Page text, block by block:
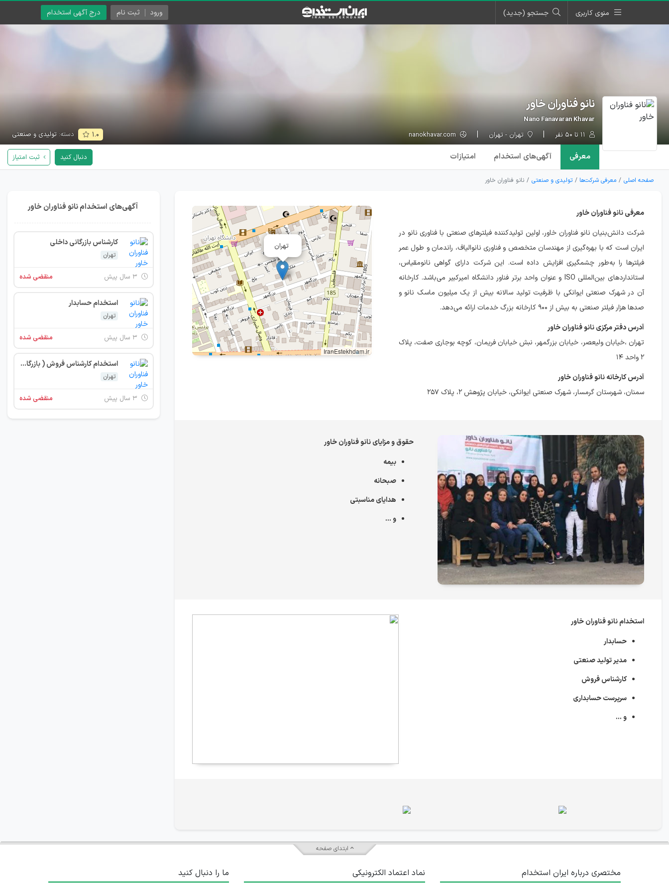
منوی کاربری جستجو (جدید) درج آگهی استخدام ورود ثبت نام
نانو فناوران خاور
Nano Fanavaran Khavar
تهران - تهران ۱.۰ دسته: تولیدی و صنعتی
معرفی آگهی‌های استخدام امتیازات دنبال کنید ثبت امتیاز
صفحه اصلی معرفی شرکت‌ها تولیدی و صنعتی نانو فناوران خاور
معرفی نانو فناوران خاور
شرکت دانش‌بنیان نانو فناوران خاور، اولین تولیدکننده فیلترهای صنعتی با فناوری نانو در
ایران است که با بهره‌گیری از مهندسان متخصص و فناوری نانوالیاف، راندمان و طول عمر
فیلترها را به‌طور چشمگیری افزایش داده است. این شرکت دارای گواهی نانومقیاس،
استانداردهای بین‌المللی ISO و عنوان واحد برتر فناور دانشگاه امیرکبیر می‌باشد. کارخانه
آن در شهرک صنعتی ایوانکی با ظرفیت تولید سالانه بیش از یک میلیون ماسک نانو و
صدها هزار فیلتر صنعتی به بیش از ۹۰۰ کارخانه بزرگ خدمات ارائه می‌دهد.
آدرس دفتر مرکزی نانو فناوران خاور
تهران ،خیابان ولیعصر، خیابان بزرگمهر، نبش خیابان فریمان، کوچه بوجاری صفت، پلاک
۲ واحد ۱۴
آدرس کارخانه نانو فناوران خاور
سمنان، شهرستان گرمسار، شهرک صنعتی ایوانکی، خیابان پژوهش ۲، پلاک ۲۵۷
تهران
IranEstekhdam.ir
حقوق و مزایای نانو فناوران خاور
بیمه
صبحانه
هدایای مناسبتی
و ...
استخدام نانو فناوران خاور
حسابدار
مدیر تولید صنعتی
کارشناس فروش
سرپرست حسابداری
و ...
آگهی‌های استخدام نانو فناوران خاور
کارشناس بازرگانی داخلی
تهران
منقضی شده
استخدام حسابدار
تهران
منقضی شده
استخدام کارشناس فروش ( بازرگانی داخلی )
تهران
منقضی شده
ابتدای صفحه
مختصری درباره ایران استخدام نماد اعتماد الکترونیکی ما را دنبال کنید